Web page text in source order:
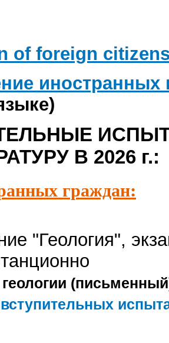
of foreign
иностранных
В 2026 г.:
граждан:
"Геология",